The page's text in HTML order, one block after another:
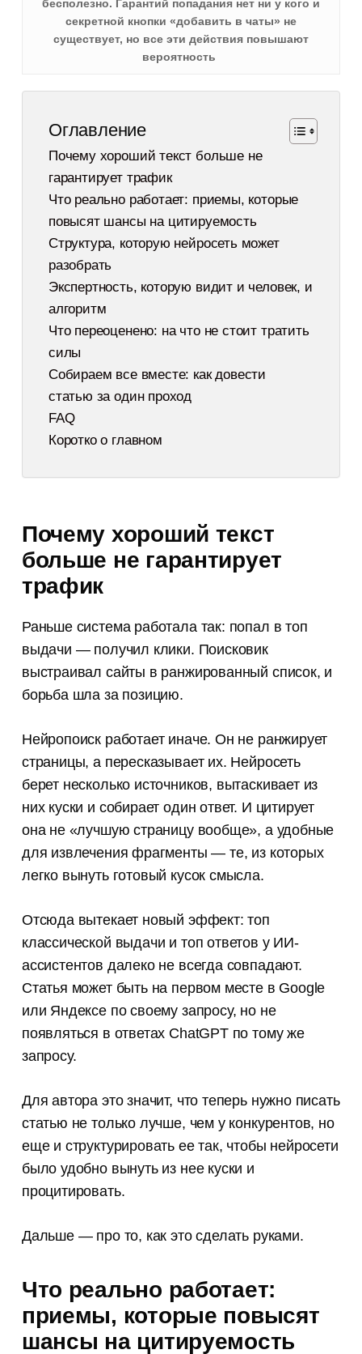
бесполезно. Гарантий попадания нет ни у кого и
секретной кнопки «добавить в чаты» не
существует, но все эти действия повышают
вероятность
Оглавление
Почему хороший текст больше не
гарантирует трафик
Что реально работает: приемы, которые
повысят шансы на цитируемость
Структура, которую нейросеть может
разобрать
Экспертность, которую видит и человек, и
алгоритм
Что переоценено: на что не стоит тратить
силы
Собираем все вместе: как довести
статью за один проход
FAQ
Коротко о главном
Почему хороший текст
больше не гарантирует
трафик
Раньше система работала так: попал в топ
выдачи — получил клики. Поисковик
выстраивал сайты в ранжированный список, и
борьба шла за позицию.
Нейропоиск работает иначе. Он не ранжирует
страницы, а пересказывает их. Нейросеть
берет несколько источников, вытаскивает из
них куски и собирает один ответ. И цитирует
она не «лучшую страницу вообще», а удобные
для извлечения фрагменты — те, из которых
легко вынуть готовый кусок смысла.
Отсюда вытекает новый эффект: топ
классической выдачи и топ ответов у ИИ-
ассистентов далеко не всегда совпадают.
Статья может быть на первом месте в Google
или Яндексе по своему запросу, но не
появляться в ответах ChatGPT по тому же
запросу.
Для автора это значит, что теперь нужно писать
статью не только лучше, чем у конкурентов, но
еще и структурировать ее так, чтобы нейросети
было удобно вынуть из нее куски и
процитировать.
Дальше — про то, как это сделать руками.
Что реально работает:
приемы, которые повысят
шансы на цитируемость